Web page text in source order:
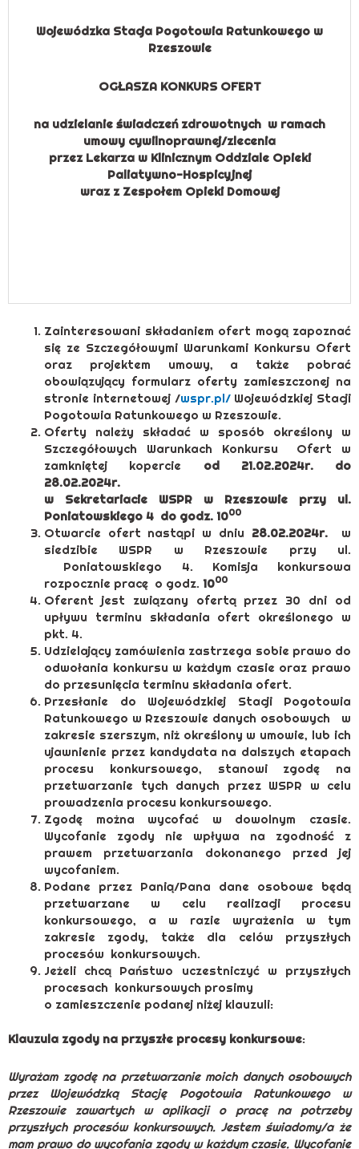
Wojewódzka Stacja Pogotowia Ratunkowego w
Rzeszowie
OGŁASZA KONKURS OFERT
na udzielanie świadczeń zdrowotnych w ramach
umowy cywilnoprawnej/zlecenia
przez Lekarza w Klinicznym Oddziale Opieki
Paliatywno-Hospicyjnej
wraz z Zespołem Opieki Domowej
Zainteresowani składaniem ofert mogą zapoznać
się ze Szczegółowymi Warunkami Konkursu Ofert
oraz projektem umowy, a także pobrać
obowiązujący formularz oferty zamieszczonej na
stronie internetowej /wspr.pl/Wojewódzkiej Stacji
Pogotowia Ratunkowego w Rzeszowie.
Oferty należy składać w sposób określony w
Szczegółowych Warunkach Konkursu Ofert w
zamkniętej kopercie od 21.02.2024r. do
28.02.2024r.
w Sekretariacie WSPR w Rzeszowie przy ul.
Poniatowskiego 4 do godz. 1000
Otwarcie ofert nastąpi w dniu 28.02.2024r. w
siedzibie WSPR w Rzeszowie przy ul.
Poniatowskiego 4. Komisja konkursowa
rozpocznie pracę o godz. 1000
Oferent jest związany ofertą przez 30 dni od
upływu terminu składania ofert określonego w
pkt. 4.
Udzielający zamówienia zastrzega sobie prawo do
odwołania konkursu w każdym czasie oraz prawo
do przesunięcia terminu składania ofert.
Przesłanie do Wojewódzkiej Stacji Pogotowia
Ratunkowego w Rzeszowie danych osobowych w
zakresie szerszym, niż określony w umowie, lub ich
ujawnienie przez kandydata na dalszych etapach
procesu konkursowego, stanowi zgodę na
przetwarzanie tych danych przez WSPR w celu
prowadzenia procesu konkursowego.
Zgodę można wycofać w dowolnym czasie.
Wycofanie zgody nie wpływa na zgodność z
prawem przetwarzania dokonanego przed jej
wycofaniem.
Podane przez Panią/Pana dane osobowe będą
przetwarzane w celu realizacji procesu
konkursowego, a w razie wyrażenia w tym
zakresie zgody, także dla celów przyszłych
procesów konkursowych.
Jeżeli chcą Państwo uczestniczyć w przyszłych
procesach konkursowych prosimy
o zamieszczenie podanej niżej klauzuli:
Klauzula zgody na przyszłe procesy konkursowe:
Wyrażam zgodę na przetwarzanie moich danych osobowych
przez Wojewódzką Stację Pogotowia Ratunkowego w
Rzeszowie zawartych w aplikacji o pracę na potrzeby
przyszłych procesów konkursowych. Jestem świadomy/a że
mam prawo do wycofania zgody w każdym czasie. Wycofanie